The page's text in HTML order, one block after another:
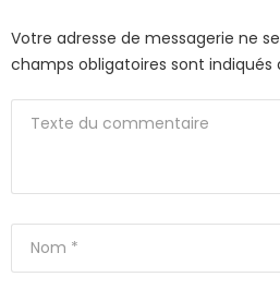
Votre adresse de messagerie ne
champs obligatoires sont indiqués